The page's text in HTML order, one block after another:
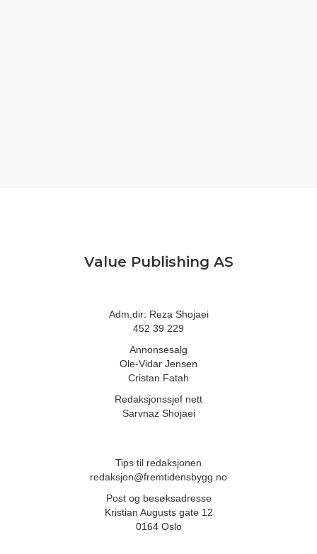
Value Publishing AS
Adm.dir: Reza Shojaei
452 39 229
Annonsesalg
Ole-Vidar Jensen
Cristan Fatah
Redaksjonssjef nett
Sarvnaz Shojaei
Tips til redaksjonen
redaksjon@fremtidensbygg.no
Post og besøksadresse
Kristian Augusts gate 12
0164 Oslo